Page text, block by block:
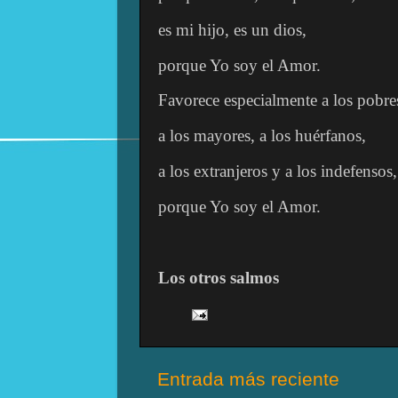
es mi hijo, es un dios,
porque Yo soy el Amor.
Favorece especialmente a los
a los mayores, a los huérfanos,
a los extranjeros y a los indefensos,
porque Yo soy el Amor.
Los otros salmos
Entrada más reciente